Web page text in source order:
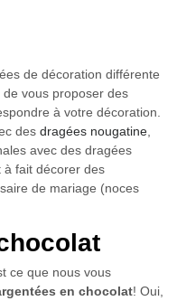
de décoration différente
vous proposer des
à votre décoration.
des dragées nougatine
avec des dragées
à fait décorer des
de mariage (noces
ce que nous vous
en chocolat! Oui,